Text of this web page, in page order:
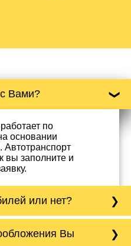
Вами?
по
основании
Автотранспорт
вы заполните и
или нет?
Вы